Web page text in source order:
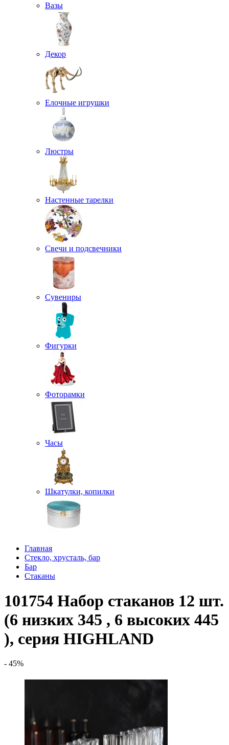
Вазы
Декор
Елочные игрушки
Люстры
Настенные тарелки
Свечи и подсвечники
Сувениры
Фигурки
Фоторамки
Часы
Шкатулки, копилки
Главная
Стекло, хрусталь, бар
Бар
Стаканы
101754 Набор стаканов 12 шт.
(6 низких 345 , 6 высоких 445
), серия HIGHLAND
- 45%